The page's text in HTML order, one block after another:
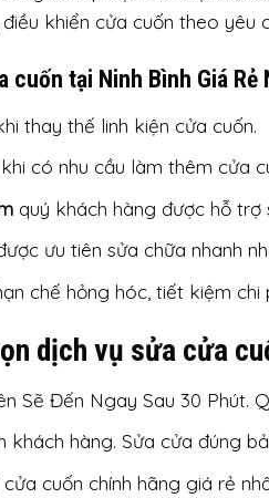
khiển cửa cuốn theo yêu
cuốn tại Ninh Bình Giá Rẻ
thay thế linh kiện cửa cuốn.
khi có nhu cầu làm thêm cửa
quý khách hàng được hỗ trợ
ưu tiên sửa chữa nhanh
chế hỏng hóc, tiết kiệm
dịch vụ sửa cửa
Sẽ Đến Ngay Sau 30 Phút.
khách hàng. Sửa cửa đúng
cuốn chính hãng giá rẻ